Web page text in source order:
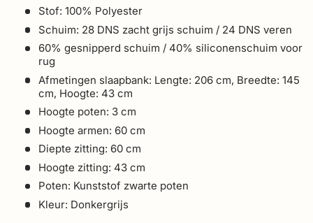
Stof: 100% Polyester
Schuim: 28 DNS zacht grijs schuim / 24 DNS veren
60% gesnipperd schuim / 40% siliconenschuim voor
rug
Afmetingen slaapbank: Lengte: 206 cm, Breedte: 145
cm, Hoogte: 43 cm
Hoogte poten: 3 cm
Hoogte armen: 60 cm
Diepte zitting: 60 cm
Hoogte zitting: 43 cm
Poten: Kunststof zwarte poten
Kleur: Donkergrijs